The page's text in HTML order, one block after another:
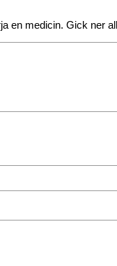
en medicin. Gick ner